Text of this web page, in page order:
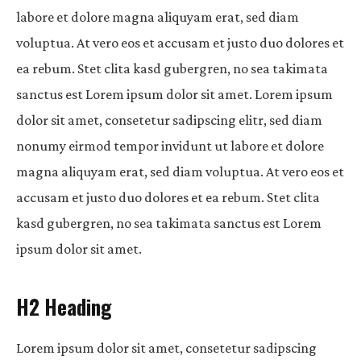
labore et dolore magna aliquyam erat, sed diam
voluptua. At vero eos et accusam et justo duo dolores et
ea rebum. Stet clita kasd gubergren, no sea takimata
sanctus est Lorem ipsum dolor sit amet. Lorem ipsum
dolor sit amet, consetetur sadipscing elitr, sed diam
nonumy eirmod tempor invidunt ut labore et dolore
magna aliquyam erat, sed diam voluptua. At vero eos et
accusam et justo duo dolores et ea rebum. Stet clita
kasd gubergren, no sea takimata sanctus est Lorem
ipsum dolor sit amet.
H2 Heading
Lorem ipsum dolor sit amet, consetetur sadipscing